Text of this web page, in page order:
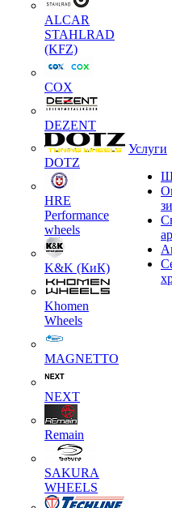
ALCAR
STAHLRAD
(KFZ)
COX
DEZENT
DOTZ
HRE
Performance
wheels
K&K (КиК)
Khomen
Wheels
MAGNETTO
NEXT
Remain
SAKURA
WHEELS
Услуги